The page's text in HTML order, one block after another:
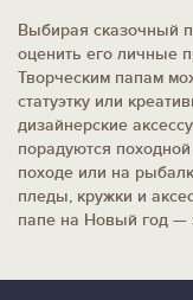
Выбирая сказочный
оценить его личные
Творческим папам
статуэтку или
дизайнерские
порадуются
походе или на
пледы, кружки и
папе на Новый год —